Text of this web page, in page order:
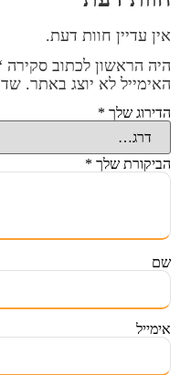
אין עדיין חוות דעת.
היה הראשון לכתוב סקירה
האימייל לא יוצג באתר.
הדירוג שלך *
הביקורת שלך *
שם
אימייל